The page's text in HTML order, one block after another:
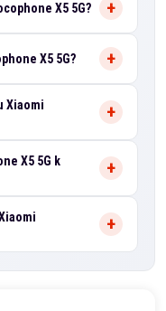
X5 5G?
X5 5G?
Xiaomi
X5 5G k